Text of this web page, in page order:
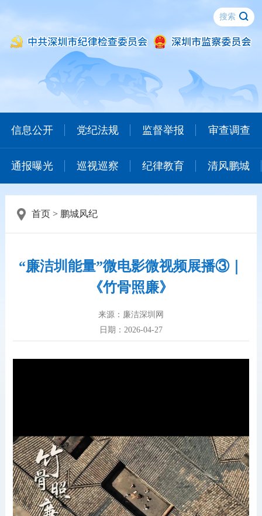
信息公开 党纪法规 监督举报 审查调查
通报曝光 巡视巡察 纪律教育 清风鹏城
首页> 鹏城风纪
“廉洁圳能量”微电影微视频展播③｜
《竹骨照廉》
来源：廉洁深圳网
日期：2026-04-27